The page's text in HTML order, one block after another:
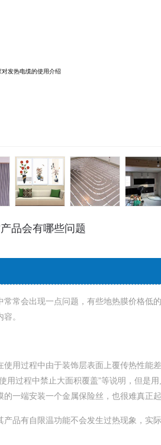
品会有哪些问题
常会出现一点问题，有些地热膜价格低
。
过程中由于装饰层表面上覆传热性能差的物
过程中禁止大面积覆盖”等说明，但是
端安装一个金属保险丝，也很难真正起
品有自限温功能不会发生过热现象，实际
对发热电缆的使用介绍